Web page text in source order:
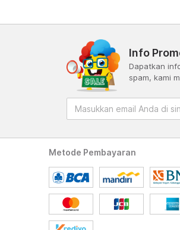
Info
Dapatkan
spam, kami
Metode Pembayaran